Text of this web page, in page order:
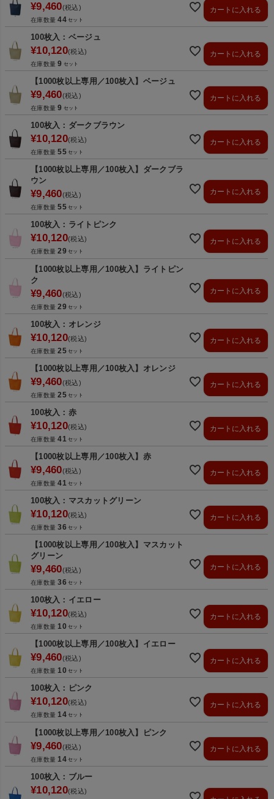
¥9,460 税込
在庫数量 44
カートに入れる
100枚入：ベージュ
¥10,120 税込
在庫数量 9
カートに入れる
【1000枚以上専用／100枚入】ベージュ
¥9,460 税込
在庫数量 9
カートに入れる
100枚入：ダークブラウン
¥10,120 税込
在庫数量 55
カートに入れる
【1000枚以上専用／100枚入】ダークブラ
ウン
¥9,460 税込
在庫数量 55
カートに入れる
100枚入：ライトピンク
¥10,120 税込
在庫数量 29
カートに入れる
【1000枚以上専用／100枚入】ライトピン
ク
¥9,460 税込
在庫数量 29
カートに入れる
100枚入：オレンジ
¥10,120 税込
在庫数量 25
カートに入れる
【1000枚以上専用／100枚入】オレンジ
¥9,460 税込
在庫数量 25
カートに入れる
100枚入：赤
¥10,120 税込
在庫数量 41
カートに入れる
【1000枚以上専用／100枚入】赤
¥9,460 税込
在庫数量 41
カートに入れる
100枚入：マスカットグリーン
¥10,120 税込
在庫数量 36
カートに入れる
【1000枚以上専用／100枚入】マスカット
グリーン
¥9,460 税込
在庫数量 36
カートに入れる
100枚入：イエロー
¥10,120 税込
在庫数量 10
カートに入れる
【1000枚以上専用／100枚入】イエロー
¥9,460 税込
在庫数量 10
カートに入れる
100枚入：ピンク
¥10,120 税込
在庫数量 14
カートに入れる
【1000枚以上専用／100枚入】ピンク
¥9,460 税込
在庫数量 14
カートに入れる
100枚入：ブルー
¥10,120 税込